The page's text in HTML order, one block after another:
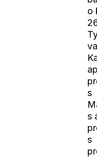
o
s
s
s